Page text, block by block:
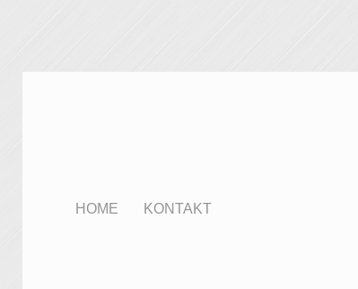
HOME KONTAKT